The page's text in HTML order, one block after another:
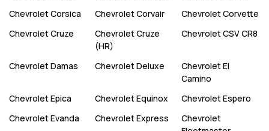
ChevroletCorsica ChevroletCorvair ChevroletCorvette
ChevroletCruze ChevroletCruze
(HR)
ChevroletCSV CR8
ChevroletDamas ChevroletDeluxe ChevroletEl
Camino
ChevroletEpica ChevroletEquinox ChevroletEspero
ChevroletEvanda ChevroletExpress
Chevrolet